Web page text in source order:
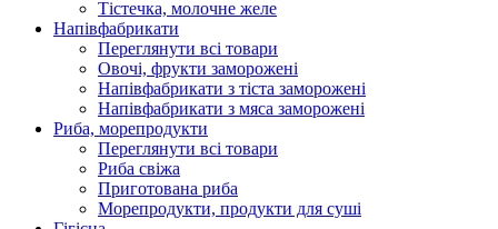
Тістечка, молочне желе
Напівфабрикати
Переглянути всі товари
Овочі, фрукти заморожені
Напівфабрикати з тіста заморожені
Напівфабрикати з мяса заморожені
Риба, морепродукти
Переглянути всі товари
Риба свіжа
Приготована риба
Морепродукти, продукти для суші